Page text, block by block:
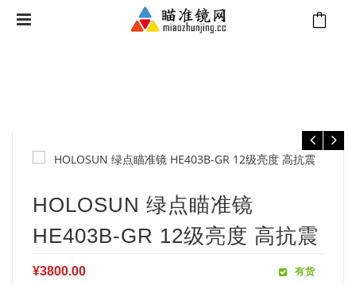
HOLOSUN 绿点瞄准镜
HE403B-GR 12级亮度 高抗震
¥3800.00 有货